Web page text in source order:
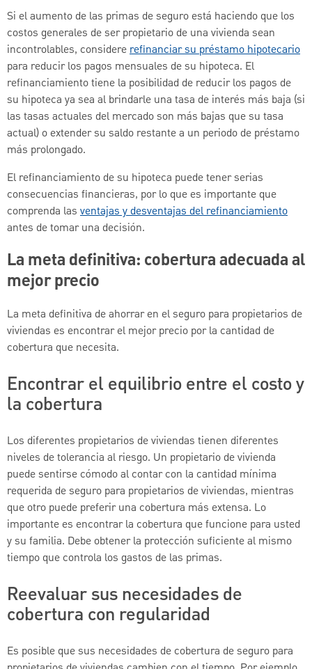
Si el aumento de las primas de seguro está haciendo que los
costos generales de ser propietario de una vivienda sean
incontrolables, considererefinanciar su préstamo hipotecario
para reducir los pagos mensuales de su hipoteca. El
refinanciamiento tiene la posibilidad de reducir los pagos de
su hipoteca ya sea al brindarle una tasa de interés más baja (si
las tasas actuales del mercado son más bajas que su tasa
actual) o extender su saldo restante a un periodo de préstamo
más prolongado.
El refinanciamiento de su hipoteca puede tener serias
consecuencias financieras, por lo que es importante que
comprenda las ventajas y desventajas del refinanciamiento
antes de tomar una decisión.
La meta definitiva: cobertura adecuada al
mejor precio
La meta definitiva de ahorrar en el seguro para propietarios de
viviendas es encontrar el mejor precio por la cantidad de
cobertura que necesita.
Encontrar el equilibrio entre el costo y
la cobertura
Los diferentes propietarios de viviendas tienen diferentes
niveles de tolerancia al riesgo. Un propietario de vivienda
puede sentirse cómodo al contar con la cantidad mínima
requerida de seguro para propietarios de viviendas, mientras
que otro puede preferir una cobertura más extensa. Lo
importante es encontrar la cobertura que funcione para usted
y su familia. Debe obtener la protección suficiente al mismo
tiempo que controla los gastos de las primas.
Reevaluar sus necesidades de
cobertura con regularidad
Es posible que sus necesidades de cobertura de seguro para